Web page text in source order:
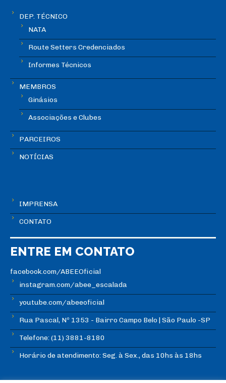
DEP. TÉCNICO
NATA
Route Setters Credenciados
Informes Técnicos
MEMBROS
Ginásios
Associações e Clubes
PARCEIROS
NOTÍCIAS
IMPRENSA
CONTATO
ENTRE EM CONTATO
facebook.com/ABEEOficial
instagram.com/abee_escalada
youtube.com/abeeoficial
Rua Pascal, Nº 1353 - Bairro Campo Belo | São Paulo -SP
Telefone: (11) 3881-8180
Horário de atendimento: Seg. à Sex., das 10hs às 18hs